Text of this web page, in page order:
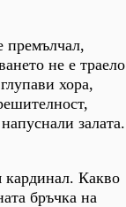
премълчал,
не е траело
хора,
залата.
кардинал. Какво
бръчка на